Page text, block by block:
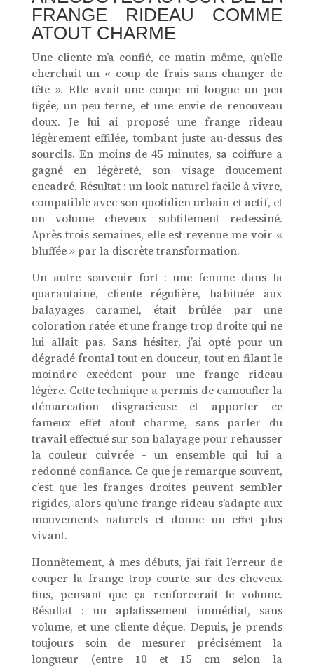
FRANGE RIDEAU COMME
ATOUT CHARME
Une cliente m’a confié, ce matin même, qu’elle
cherchait un « coup de frais sans changer de
tête ». Elle avait une coupe mi-longue un peu
figée, un peu terne, et une envie de renouveau
doux. Je lui ai proposé une frange rideau
légèrement effilée, tombant juste au-dessus des
sourcils. En moins de 45 minutes, sa coiffure a
gagné en légèreté, son visage doucement
encadré. Résultat : un look naturel facile à vivre,
compatible avec son quotidien urbain et actif, et
un volume cheveux subtilement redessiné.
Après trois semaines, elle est revenue me voir «
bluffée » par la discrète transformation.
Un autre souvenir fort : une femme dans la
quarantaine, cliente régulière, habituée aux
balayages caramel, était brûlée par une
coloration ratée et une frange trop droite qui ne
lui allait pas. Sans hésiter, j’ai opté pour un
dégradé frontal tout en douceur, tout en filant le
moindre excédent pour une frange rideau
légère. Cette technique a permis de camoufler la
démarcation disgracieuse et apporter ce
fameux effet atout charme, sans parler du
travail effectué sur son balayage pour rehausser
la couleur cuivrée – un ensemble qui lui a
redonné confiance. Ce que je remarque souvent,
c’est que les franges droites peuvent sembler
rigides, alors qu’une frange rideau s’adapte aux
mouvements naturels et donne un effet plus
vivant.
Honnêtement, à mes débuts, j’ai fait l’erreur de
couper la frange trop courte sur des cheveux
fins, pensant que ça renforcerait le volume.
Résultat : un aplatissement immédiat, sans
volume, et une cliente déçue. Depuis, je prends
toujours soin de mesurer précisément la
longueur (entre 10 et 15 cm selon la